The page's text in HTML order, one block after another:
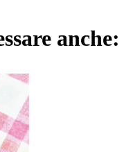
anche: